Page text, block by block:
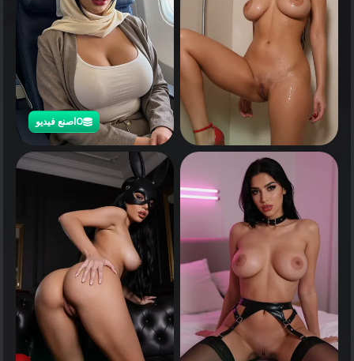
اصنع فيديو0
انقر لرؤية